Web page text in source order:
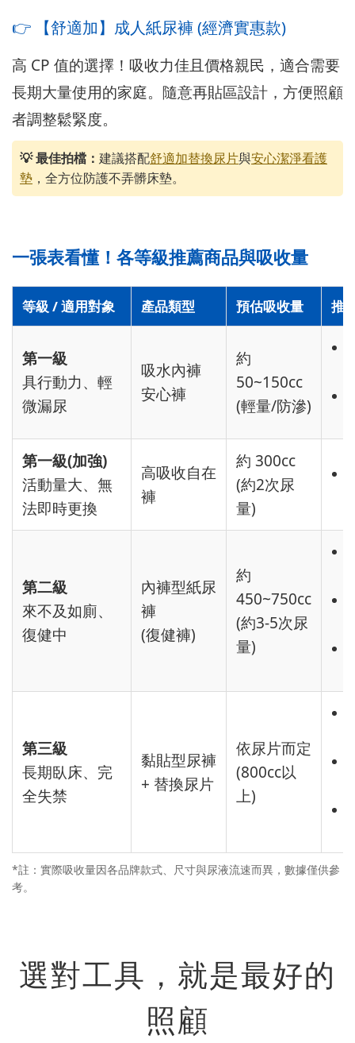
👉 【舒適加】成人紙尿褲 (經濟實惠款)
高 CP 值的選擇！吸收力佳且價格親民，適合需要
長期大量使用的家庭。隨意再貼區設計，方便照顧
者調整鬆緊度。
💡 最佳拍檔： 建議搭配舒適加替換尿片與安心潔淨看護
墊 ，全方位防護不弄髒床墊。
一張表看懂！各等級推薦商品與吸收量
等級 / 適用對象 產品類型 預估吸收量 推
第一級
具行動力、輕
微漏尿
吸水內褲
安心褲
約
50~150cc
(輕量/防滲)
第一級(加強)
活動量大、無
法即時更換
高吸收自在
褲
約 300cc
(約2次尿
量)
第二級
來不及如廁、
復健中
內褲型紙尿
褲
(復健褲)
約
450~750cc
(約3-5次尿
量)
第三級
長期臥床、完
全失禁
黏貼型尿褲
+ 替換尿片
依尿片而定
(800cc以
上)
*註：實際吸收量因各品牌款式、尺寸與尿液流速而異，數據僅供參
考。
選對工具，就是最好的
照顧